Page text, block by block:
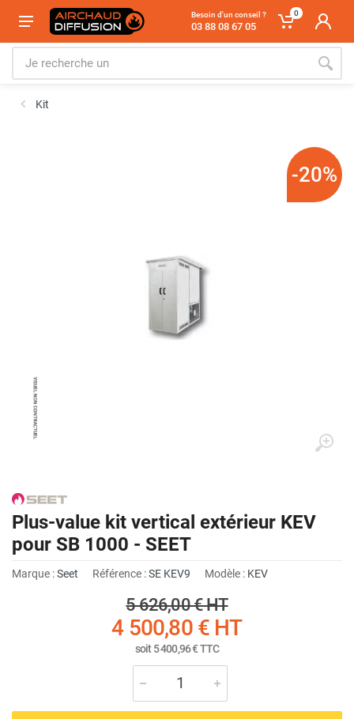
Besoin d'un conseil ?
03 88 08 67 05
0
Kit
-20%
Plus-value kit vertical extérieur KEV
pour SB 1000 - SEET
Marque :Seet Référence :SE KEV9 Modèle : KEV
5 626,00 €HT
4 500,80 € HT
soit5 400,96 €TTC